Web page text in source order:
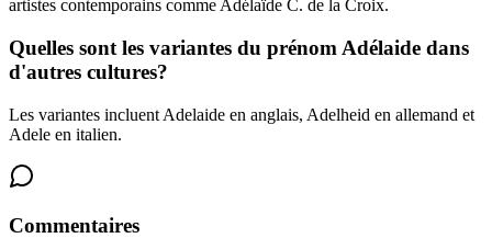
artistes contemporains comme Adélaïde C. de la Croix.
Quelles sont les variantes du prénom Adélaide dans
d'autres cultures?
Les variantes incluent Adelaide en anglais, Adelheid en allemand et
Adele en italien.
Commentaires